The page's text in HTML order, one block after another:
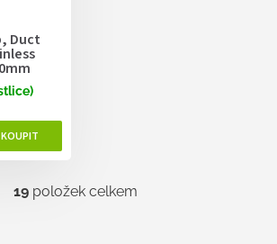
Duct
O
19 položek celkem